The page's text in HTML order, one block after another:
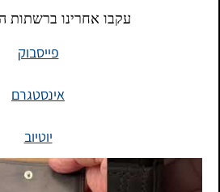
עקבו אחרינו ברשתות
פייסבוק
אינסטגרם
יוטיוב